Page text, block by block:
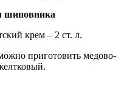
шиповника
крем – 2 ст. л.
приготовить медово-